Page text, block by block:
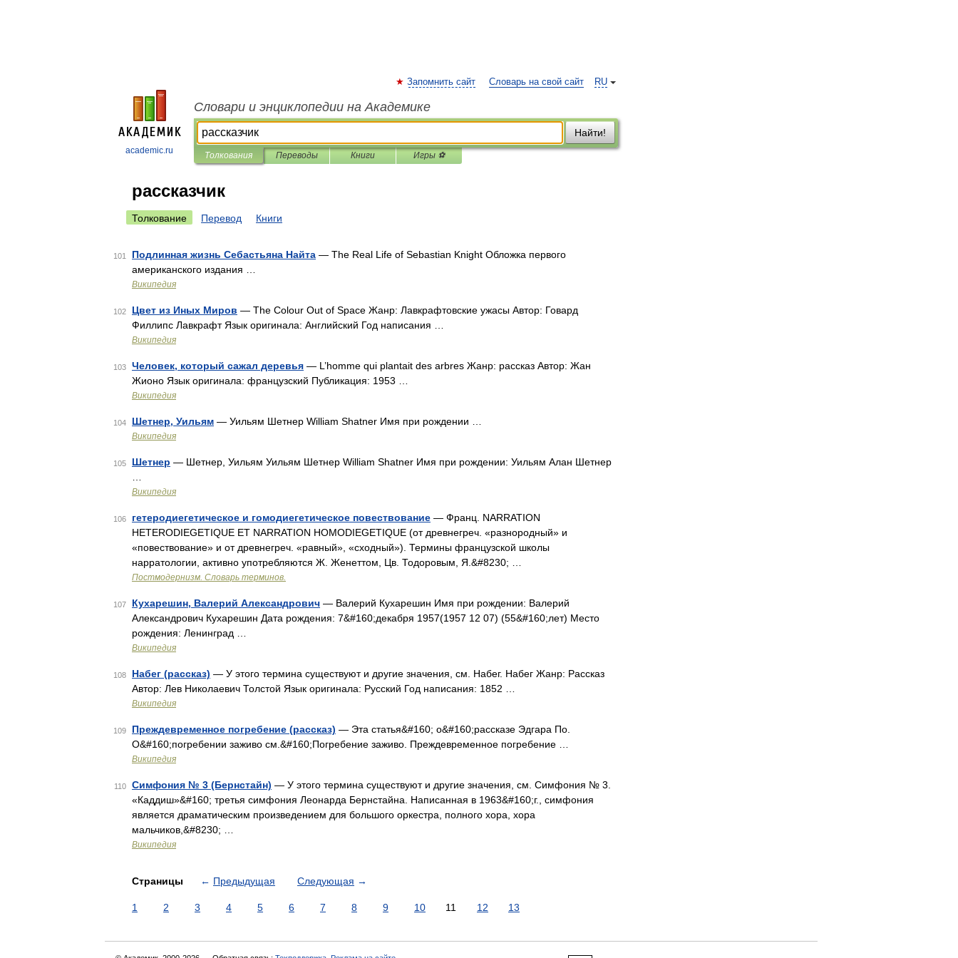
academic.ru
RU
Запомнить сайт Словарь на свой сайт
Словари и энциклопедии на Академике
Найти!
Толкования Переводы Книги Игры ⚽
рассказчик
Толкование Перевод Книги
101 Подлинная жизнь Себастьяна Найта — The Real Life of Sebastian Knight Обложка первого
американского издания …
Википедия
102 Цвет из Иных Миров — The Colour Out of Space Жанр: Лавкрафтовские ужасы Автор: Говард
Филлипс Лавкрафт Язык оригинала: Английский Год написания …
Википедия
103 Человек, который сажал деревья — L’homme qui plantait des arbres Жанр: рассказ Автор: Жан
Жионо Язык оригинала: французский Публикация: 1953 …
Википедия
104 Шетнер, Уильям — Уильям Шетнер William Shatner Имя при рождении …
Википедия
105 Шетнер — Шетнер, Уильям Уильям Шетнер William Shatner Имя при рождении: Уильям Алан Шетнер
Википедия
106 гетеродиегетическое и гомодиегетическое повествование — Франц. NARRATION
HETERODIEGETIQUE ET NARRATION HOMODIEGETIQUE (от древнегреч. «разнородный» и
«повествование» и от древнегреч. «равный», «сходный»). Термины французской школы
нарратологии, активно употребляются Ж. Женеттом, Цв. Тодоровым, Я.&#8230; …
Постмодернизм. Словарь терминов.
107 Кухарешин, Валерий Александрович — Валерий Кухарешин Имя при рождении: Валерий
Александрович Кухарешин Дата рождения: 7&#160;декабря 1957(1957 12 07) (55&#160;лет) Место
рождения: Ленинград …
Википедия
108 Набег (рассказ) — У этого термина существуют и другие значения, см. Набег. Набег Жанр: Рассказ
Автор: Лев Николаевич Толстой Язык оригинала: Русский Год написания: 1852 …
Википедия
109 Преждевременное погребение (рассказ) — Эта статья&#160; о&#160;рассказе Эдгара По.
О&#160;погребении заживо см.&#160;Погребение заживо. Преждевременное погребение …
Википедия
110 Симфония № 3 (Бернстайн) — У этого термина существуют и другие значения, см. Симфония № 3.
«Каддиш»&#160; третья симфония Леонарда Бернстайна. Написанная в 1963&#160;г., симфония
является драматическим произведением для большого оркестра, полного хора, хора
мальчиков,&#8230; …
Википедия
Страницы ← Предыдущая Следующая →
1 2 3 4 5 6 7 8 9 10 11 12 13